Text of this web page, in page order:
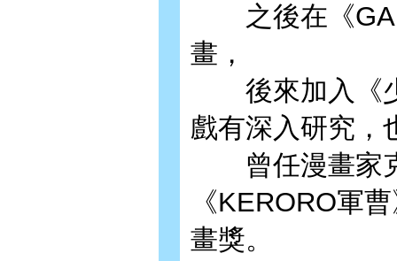
之後在《
畫，
後來加入《少
戲有深入研究，
曾任漫畫家克
《KERORO軍
畫獎。